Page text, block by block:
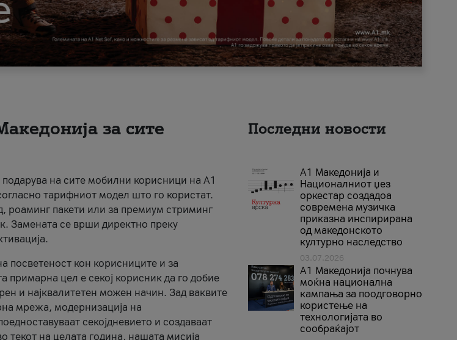
за сите
на сите мобилни корисници на A1
тарифниот модел што го користат.
роаминг пакети или за премиум стриминг
Замената се врши директно преку
посветеност кон корисниците и за
примарна цел е секој корисник да го добие
и најквалитетен можен начин. Зад ваквите
мрежа, модернизација на
секојдневието и создаваат
текот на целата година, нашата мисија
Последни новости
А1 Македонија и
Националниот џез
оркестар создадоа
современа музичка
приказна инспирирана
од македонското
културно наследство
03.07.2026
A1 Македонија почнува
моќна национална
кампања за поодговорно
користење на
технологијата во
сообраќајот